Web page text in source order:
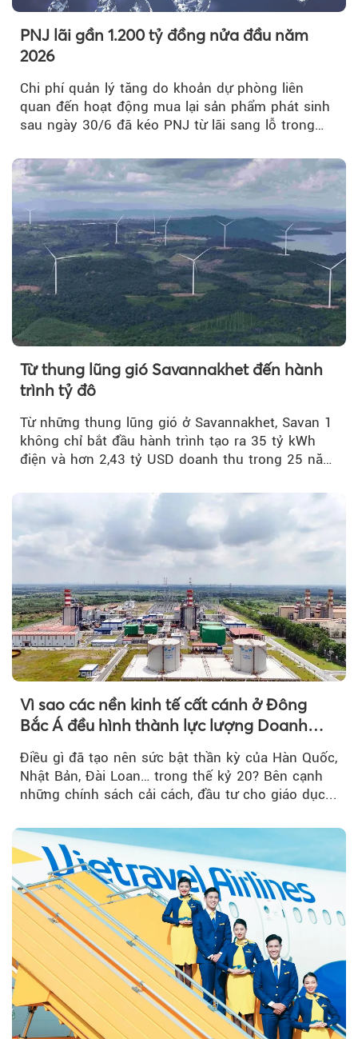
PNJ lãi gần 1.200 tỷ đồng nửa đầu năm
2026
Chi phí quản lý tăng do khoản dự phòng liên
quan đến hoạt động mua lại sản phẩm phát sinh
sau ngày 30/6 đã kéo PNJ từ lãi sang lỗ trong
Từ thung lũng gió Savannakhet đến hành
trình tỷ đô
Từ những thung lũng gió ở Savannakhet, Savan 1
không chỉ bắt đầu hành trình tạo ra 35 tỷ kWh
điện và hơn 2,43 tỷ USD doanh thu trong 25 năm
Vì sao các nền kinh tế cất cánh ở Đông
Bắc Á đều hình thành lực lượng Doanh
Điều gì đã tạo nên sức bật thần kỳ của Hàn Quốc,
Nhật Bản, Đài Loan… trong thế kỷ 20? Bên cạnh
những chính sách cải cách, đầu tư cho giáo dục...